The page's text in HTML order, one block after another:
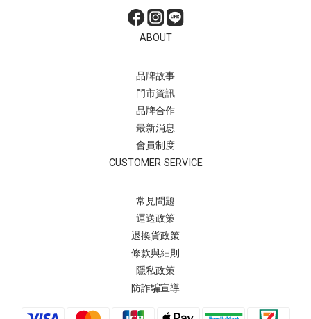
ABOUT
品牌故事
門市資訊
品牌合作
最新消息
會員制度
CUSTOMER SERVICE
常見問題
運送政策
退換貨政策
條款與細則
隱私政策
防詐騙宣導